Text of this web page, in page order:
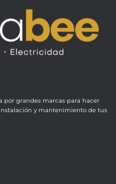
por grandes marcas para hacer
y mantenimiento de tus